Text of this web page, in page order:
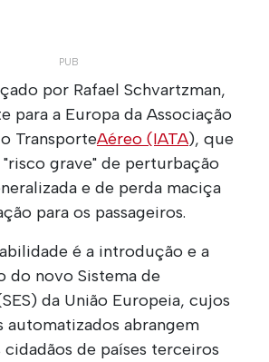
por Rafael Schvartzman,
para a Europa da Associação
TransporteAéreo (IATA), que
grave" de perturbação
e de perda maciça
para os passageiros.
é a introdução e a
do novo Sistema de
da União Europeia, cujos
automatizados abrangem
de países terceiros